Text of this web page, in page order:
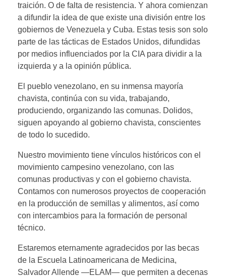
traición. O de falta de resistencia. Y ahora comienzan
a difundir la idea de que existe una división entre los
gobiernos de Venezuela y Cuba. Estas tesis son solo
parte de las tácticas de Estados Unidos, difundidas
por medios influenciados por la CIA para dividir a la
izquierda y a la opinión pública.
El pueblo venezolano, en su inmensa mayoría
chavista, continúa con su vida, trabajando,
produciendo, organizando las comunas. Dolidos,
siguen apoyando al gobierno chavista, conscientes
de todo lo sucedido.
Nuestro movimiento tiene vínculos históricos con el
movimiento campesino venezolano, con las
comunas productivas y con el gobierno chavista.
Contamos con numerosos proyectos de cooperación
en la producción de semillas y alimentos, así como
con intercambios para la formación de personal
técnico.
Estaremos eternamente agradecidos por las becas
de la Escuela Latinoamericana de Medicina,
Salvador Allende —ELAM— que permiten a decenas